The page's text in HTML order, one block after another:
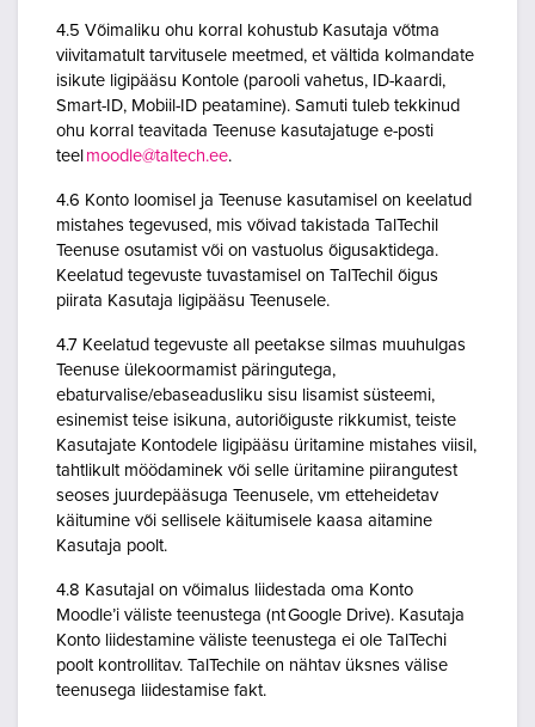
4.5 Võimaliku ohu korral kohustub Kasutaja võtma
viivitamatult tarvitusele meetmed, et vältida kolmandate
isikute ligipääsu Kontole (parooli vahetus, ID-kaardi,
Smart-ID, Mobiil-ID peatamine). Samuti tuleb tekkinud
ohu korral teavitada Teenuse kasutajatuge e-posti
teel moodle@taltech.ee.
4.6 Konto loomisel ja Teenuse kasutamisel on keelatud
mistahes tegevused, mis võivad takistada TalTechil
Teenuse osutamist või on vastuolus õigusaktidega.
Keelatud tegevuste tuvastamisel on TalTechil õigus
piirata Kasutaja ligipääsu Teenusele.
4.7 Keelatud tegevuste all peetakse silmas muuhulgas
Teenuse ülekoormamist päringutega,
ebaturvalise/ebaseadusliku sisu lisamist süsteemi,
esinemist teise isikuna, autoriõiguste rikkumist, teiste
Kasutajate Kontodele ligipääsu üritamine mistahes viisil,
tahtlikult möödaminek või selle üritamine piirangutest
seoses juurdepääsuga Teenusele, vm etteheidetav
käitumine või sellisele käitumisele kaasa aitamine
Kasutaja poolt.
4.8 Kasutajal on võimalus liidestada oma Konto
Moodle’i väliste teenustega (nt Google Drive). Kasutaja
Konto liidestamine väliste teenustega ei ole TalTechi
poolt kontrollitav. TalTechile on nähtav üksnes välise
teenusega liidestamise fakt.